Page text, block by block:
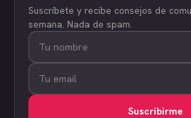
Suscríbete y recibe consejos de
semana. Nada de spam.
Suscribirme